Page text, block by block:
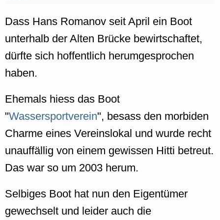
Dass Hans Romanov seit April ein Boot
unterhalb der Alten Brücke bewirtschaftet,
dürfte sich hoffentlich herumgesprochen
haben.
Ehemals hiess das Boot
"Wassersportverein", besass den morbiden
Charme eines Vereinslokal und wurde recht
unauffällig von einem gewissen Hitti betreut.
Das war so um 2003 herum.
Selbiges Boot hat nun den Eigentümer
gewechselt und leider auch die